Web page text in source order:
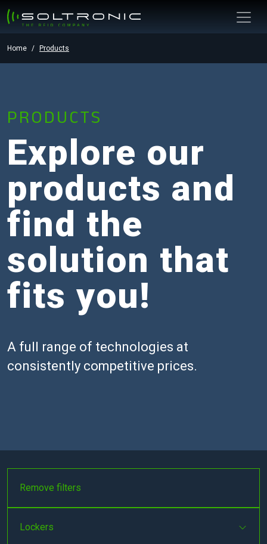
Home Products
PRODUCTS
Explore our
products and
find the
solution that
fits you!
A full range of technologies at
consistently competitive prices.
Remove filters
Lockers